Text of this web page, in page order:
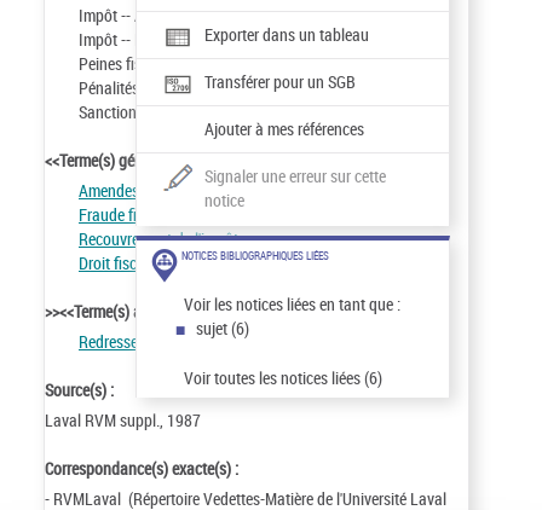
Impôt -- Amendes
Impôt -- Pénalités
Peines fiscales
Pénalités fiscales
Sanctions fiscales
<<Terme(s) générique(s) :
Amendes
Fraude fiscale
Recouvrement de l'impôt
Droit fiscal -- Dispositions pénales
>><<Terme(s) associé(s) :
Redressement fiscal
Source(s) :
Laval RVM suppl., 1987
Correspondance(s) exacte(s) :
- RVMLaval (Répertoire Vedettes-Matière de l'Université Laval
Exporter dans un tableau
Transférer pour un SGB
Ajouter à mes références
Signaler une erreur sur cette
notice
NOTICES BIBLIOGRAPHIQUES LIÉES
Voir les notices liées en tant que :
sujet (6)
Voir toutes les notices liées (6)